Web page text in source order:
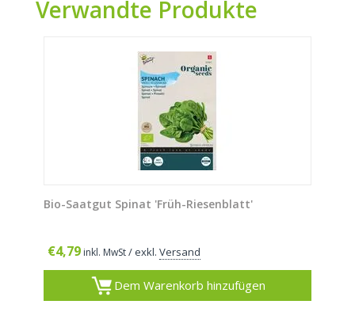
Verwandte Produkte
Bio-Saatgut Spinat 'Früh-Riesenblatt'
€4,79 inkl. MwSt/ exkl. Versand
Dem Warenkorb hinzufügen